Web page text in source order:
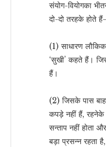
संयोग-वियोगका
दो-दो तरहके होते
(1) साधारण
‘सुखी’ कहते हैं।
हैं।
(2) जिसके पास
कपड़े नहीं हैं, रहनेके
सन्ताप नहीं होता
बड़ा प्रसन्न रहता